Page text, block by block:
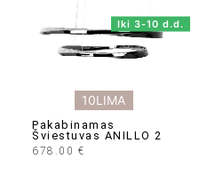
10LIMA
Iki 3-10 d.d.
Pakabinamas
Šviestuvas ANILLO 2
678.00 €